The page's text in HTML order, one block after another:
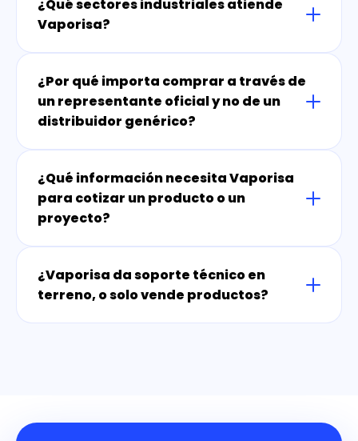
¿Qué sectores industriales atiende
Vaporisa?
¿Por qué importa comprar a través de
un representante oficial y no de un
distribuidor genérico?
¿Qué información necesita Vaporisa
para cotizar un producto o un
proyecto?
¿Vaporisa da soporte técnico en
terreno, o solo vende productos?